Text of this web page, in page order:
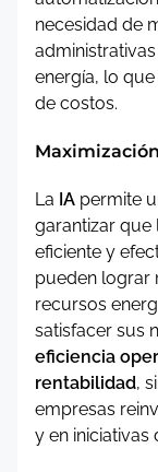
necesidad de
energía, lo
de costos.
La IA permite
garantizar que
eficiente y
pueden lograr
recursos
satisfacer sus
eficiencia
rentabilidad,
empresas
y en iniciativas